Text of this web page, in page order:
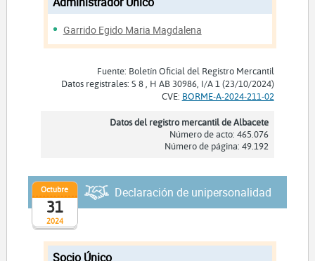
Garrido Egido Maria Magdalena
Fuente: Boletín Oficial del Registro Mercantil
Datos registrales: S 8 , H AB 30986, I/A 1 (23/10/2024)
CVE: BORME-A-2024-211-02
Datos del registro mercantil de Albacete
Número de acto: 465.076
Número de página: 49.192
2024
Octubre
31
Declaración de unipersonalidad
Socio Único